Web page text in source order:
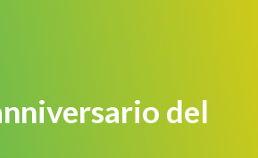
del